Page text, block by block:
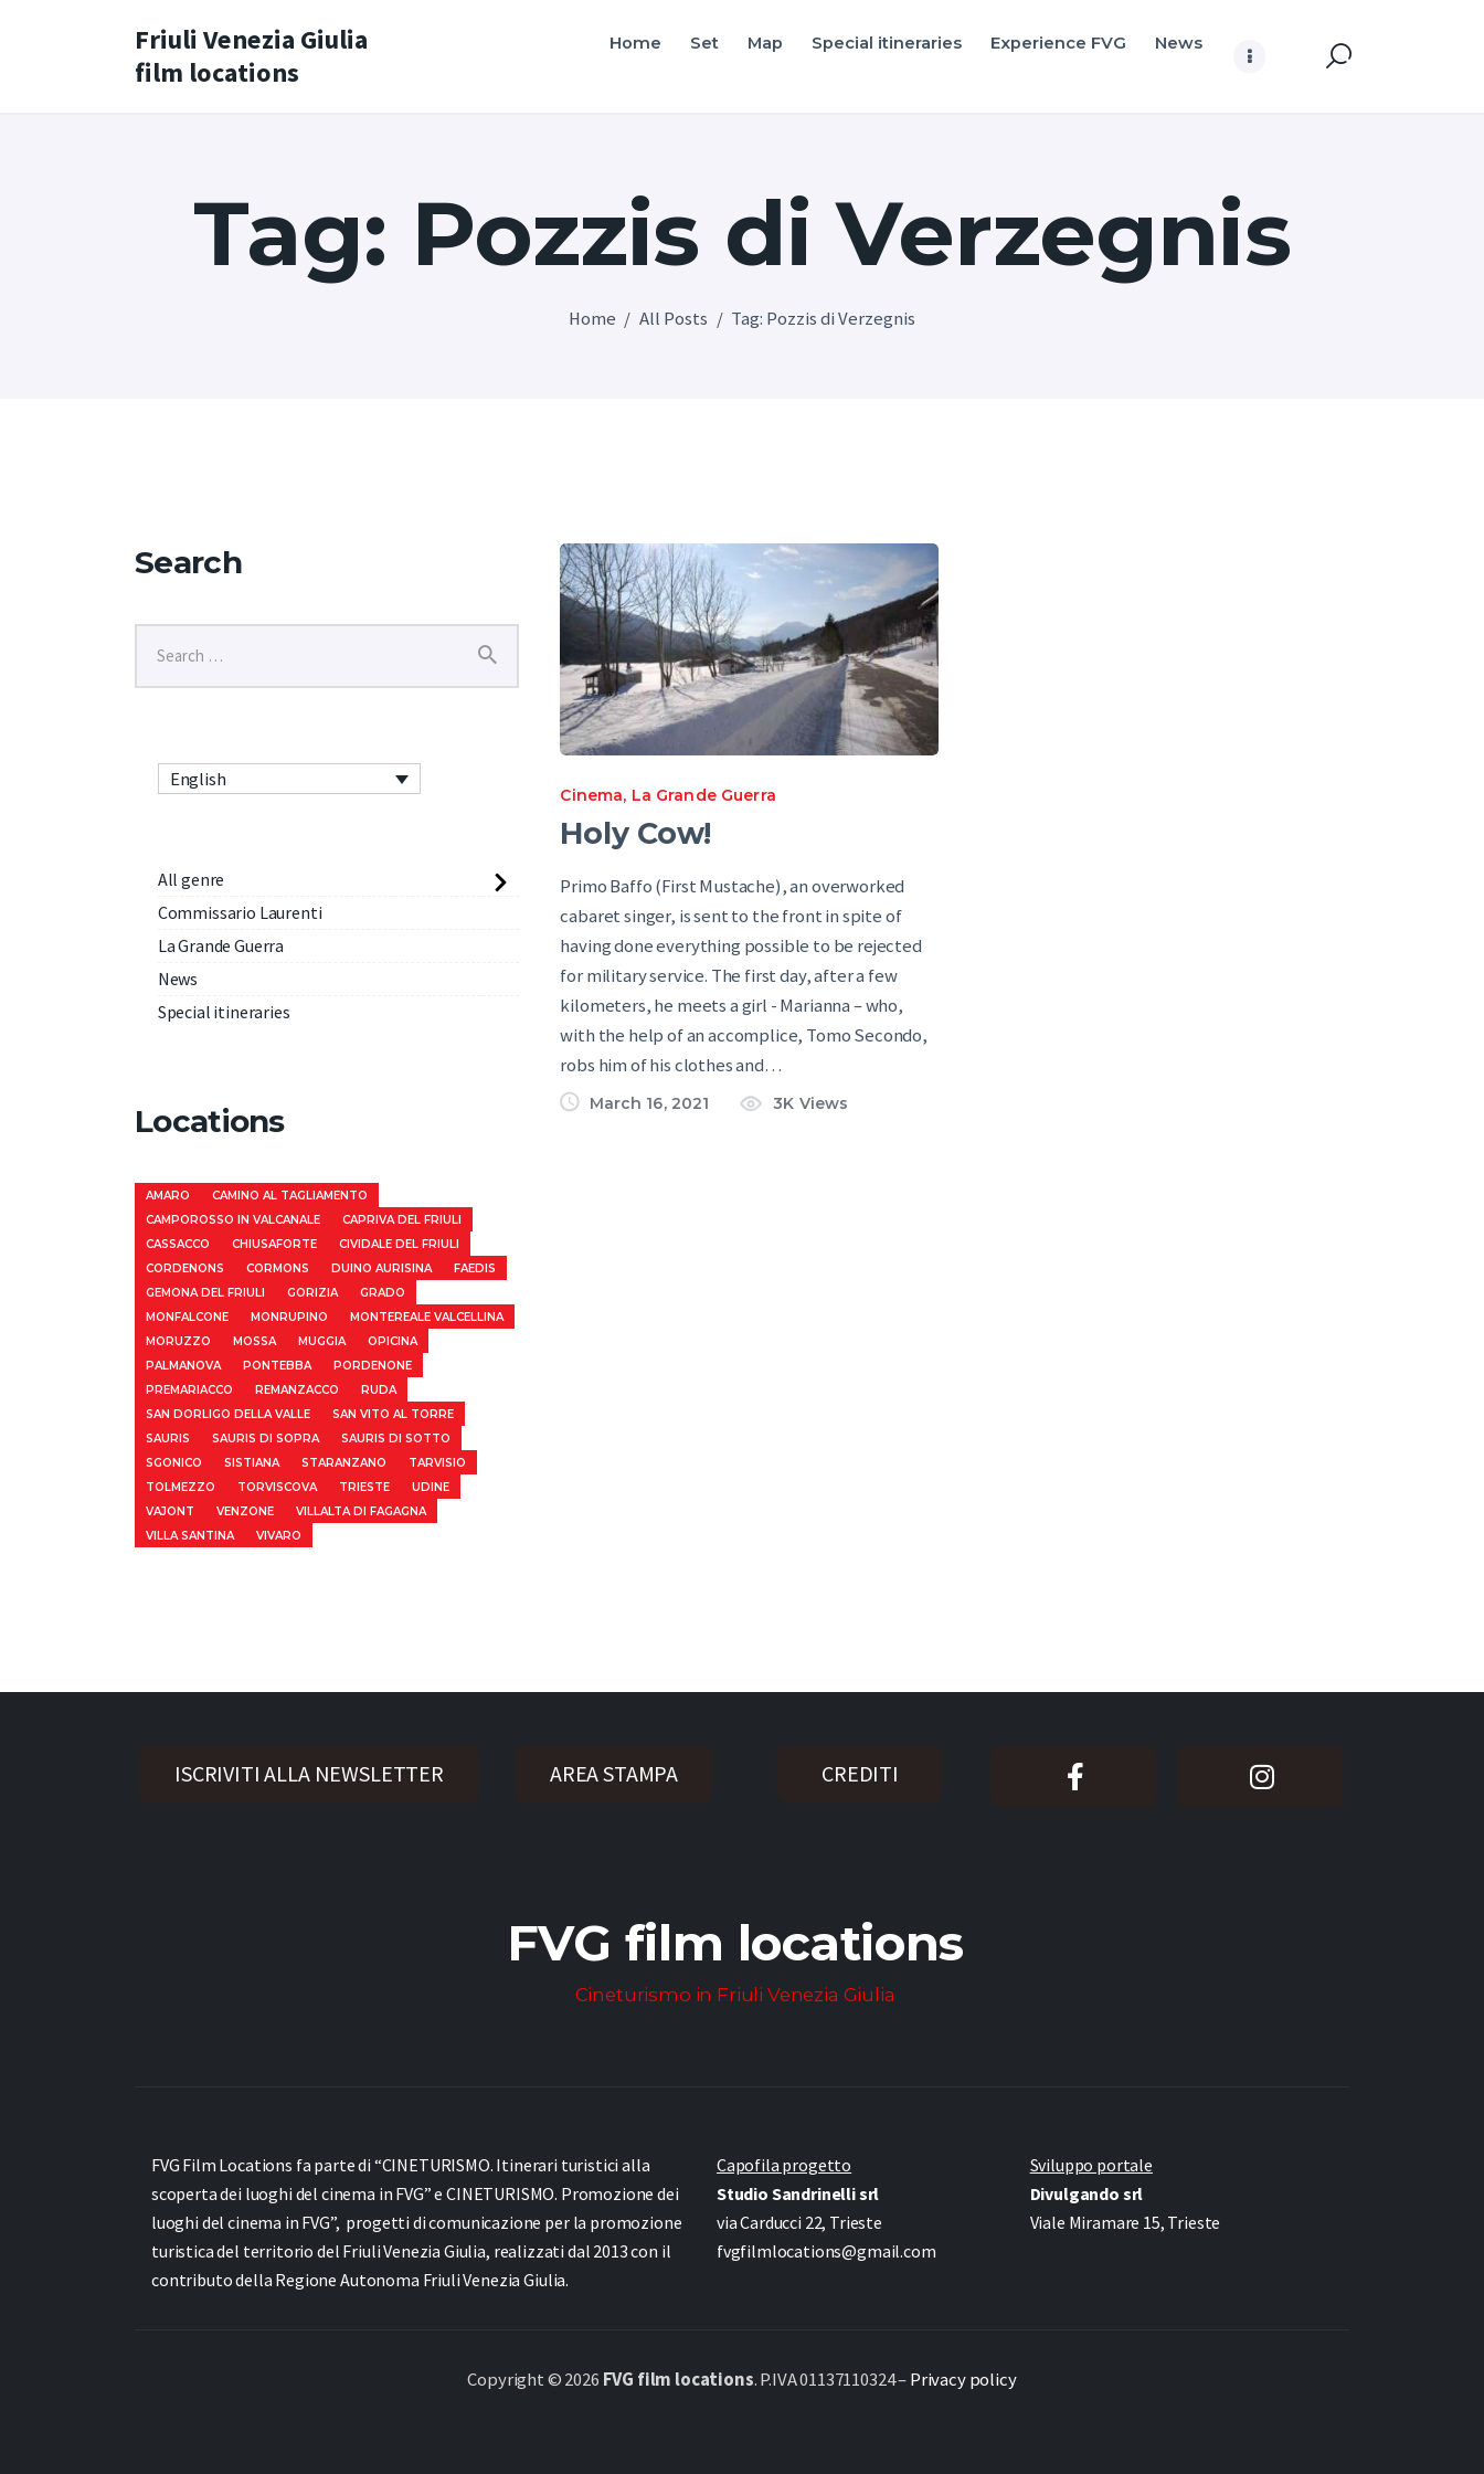
Friuli Venezia Giulia
film locations
Home Set Map Special itineraries Experience FVG News
Tag: Pozzis di Verzegnis
Home All Posts Tag: Pozzis di Verzegnis
Home
Special itineraries
Experience FVG
News
English
Cinema, La Grande Guerra
Holy Cow!
Primo Baffo (First Mustache), an overworked
cabaret singer, is sent to the front in spite of
having done everything possible to be rejected
for military service. The first day, after a few
kilometers, he meets a girl - Marianna – who,
with the help of an accomplice, Tomo Secondo,
robs him of his clothes and…
March 16, 2021 3K Views
Search
English
All genre
Commissario Laurenti
La Grande Guerra
News
Special itineraries
Locations
AMARO
CAMINO AL TAGLIAMENTO
CAMPOROSSO IN VALCANALE
CAPRIVA DEL FRIULI
CASSACCO
CHIUSAFORTE
CIVIDALE DEL FRIULI
CORDENONS
CORMONS DUINO AURISINA
FAEDIS
GEMONA DEL FRIULI
GORIZIA
GRADO
MONFALCONE
MONRUPINO
MONTEREALE VALCELLINA
MORUZZO
MOSSA MUGGIA
OPICINA
PALMANOVA
PONTEBBA
PORDENONE
PREMARIACCO
REMANZACCO
RUDA
SAN DORLIGO DELLA VALLE
SAN VITO AL TORRE
SAURIS
SAURIS DI SOPRA
SAURIS DI SOTTO
SGONICO
SISTIANA STARANZANO
TARVISIO
TOLMEZZO
TORVISCOVA TRIESTE
UDINE
VAJONT
VENZONE
VILLALTA DI FAGAGNA
VILLA SANTINA
VIVARO
ISCRIVITI ALLA NEWSLETTER AREA STAMPA CREDITI
FVG film locations
Cineturismo in Friuli Venezia Giulia
FVG Film Locations fa parte di “CINETURISMO. Itinerari turistici alla
scoperta dei luoghi del cinema in FVG” eCINETURISMO. Promozione dei
luoghi del cinema in FVG”, progetti di comunicazione per la promozione
turistica del territorio del Friuli Venezia Giulia, realizzati dal 2013 con il
contributo della Regione Autonoma Friuli Venezia Giulia.
Capofila progetto
Studio Sandrinelli srl
via Carducci 22, Trieste
fvgfilmlocations@gmail.com
Sviluppo portale
Divulgando srl
Viale Miramare 15, Trieste
Copyright © 2026 FVG film locations. P.IVA 01137110324 –Privacy policy